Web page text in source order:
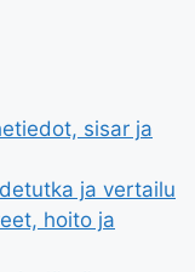
sisar ja
ja vertailu
hoito ja